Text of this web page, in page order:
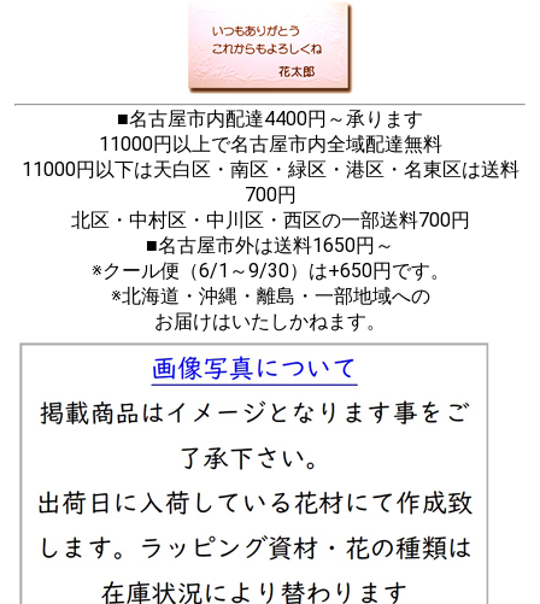
■名古屋市内配達4400円～承ります
11000円以上で名古屋市内全域配達無料
11000円以下は天白区・南区・緑区・港区・名東区は送料
700円
北区・中村区・中川区・西区の一部送料700円
■名古屋市外は送料1650円～
※クール便（6/1～9/30）は+650円です。
※北海道・沖縄・離島・一部地域への
お届けはいたしかねます。